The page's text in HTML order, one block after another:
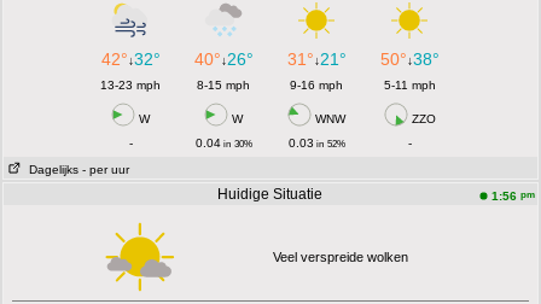
42°↓32° 40°↓26° 31°↓21° 50°↓38°
13-23 mph 8-15 mph 9-16 mph 5-11 mph
W W WNW
ZZO
-
0.04in 30% 0.03 in 52%
-
Dagelijks - per uur
Huidige Situatie 1:56 pm
Veel verspreide wolken